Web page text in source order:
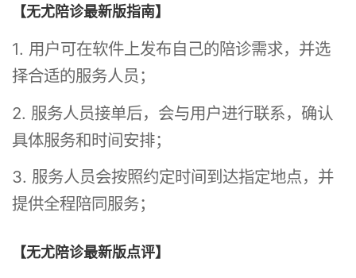
【无尤陪诊最新版指南】
1. 用户可在软件上发布自己的陪诊需求，并选
择合适的服务人员；
2. 服务人员接单后，会与用户进行联系，确认
具体服务和时间安排；
3. 服务人员会按照约定时间到达指定地点，并
提供全程陪同服务；
【无尤陪诊最新版点评】